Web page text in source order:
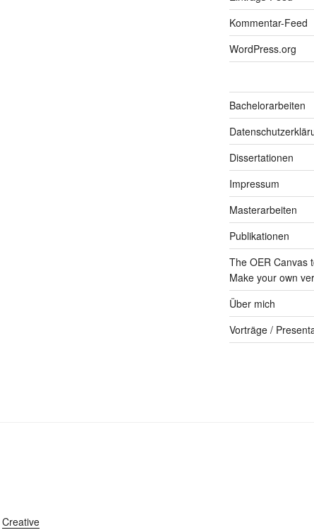
Kommentar-Feed
WordPress.org
Bachelorarbeiten
Dissertationen
Impressum
Masterarbeiten
Publikationen
The OER Canvas
Make your own
Über mich
Vorträge /
Creative